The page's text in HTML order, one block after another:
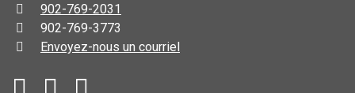
902-769-2031
902-769-3773
Envoyez-nous un courriel